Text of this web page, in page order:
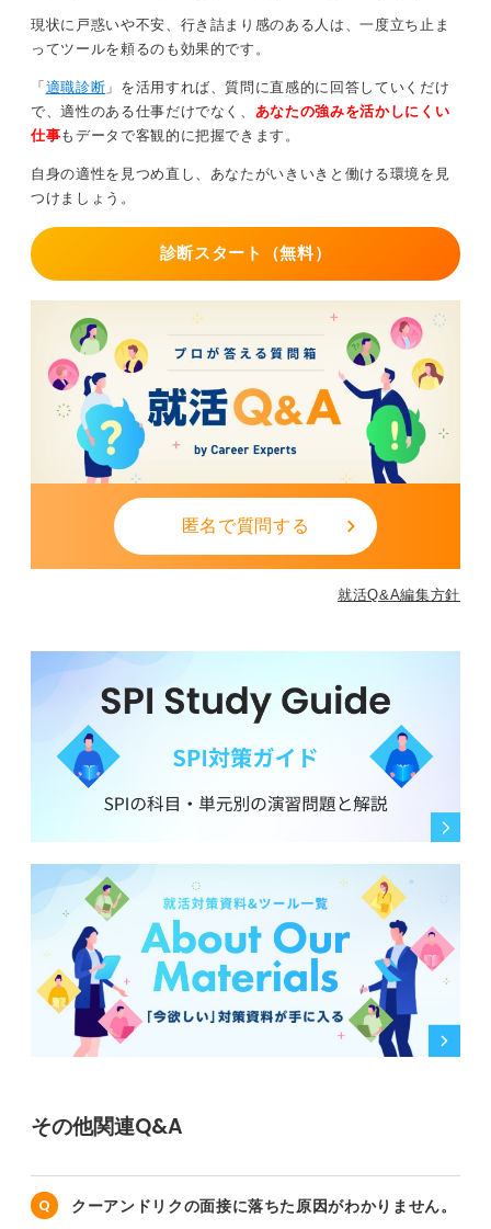
現状に戸惑いや不安、行き詰まり感のある人は、一度立ち止ま
ってツールを頼るのも効果的です。
「 適職診断 」を活用すれば、質問に直感的に回答していくだけ
で、適性のある仕事だけでなく、 あなたの強みを活かしにくい
仕事もデータで客観的に把握できます。
自身の適性を見つめ直し、あなたがいきいきと働ける環境を見
つけましょう。
診断スタート（無料）
匿名で質問する
就活Q&A編集方針
その他関連Q&A
クーアンドリクの面接に落ちた原因がわかりません。